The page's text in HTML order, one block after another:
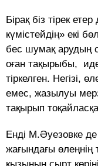
Бірақ біз тірек
күмістейдің» екі
бес шумақ арудың
оған тақырыбы,
тіркелген. Негізі,
емес, жазылуы
тақырып
Енді М.Әуезовке
жағындағы